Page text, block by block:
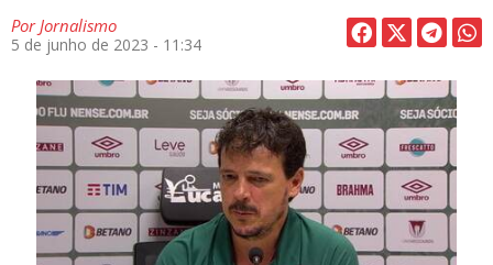
PorJornalismo
5 de junho de 2023 - 11:34